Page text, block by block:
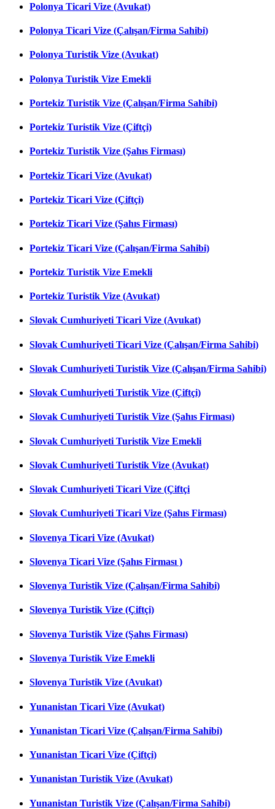
Polonya Ticari Vize (Avukat)
Polonya Ticari Vize (Çalışan/Firma Sahibi)
Polonya Turistik Vize (Avukat)
Polonya Turistik Vize Emekli
Portekiz Turistik Vize (Çalışan/Firma Sahibi)
Portekiz Turistik Vize (Çiftçi)
Portekiz Turistik Vize (Şahıs Firması)
Portekiz Ticari Vize (Avukat)
Portekiz Ticari Vize (Çiftçi)
Portekiz Ticari Vize (Şahıs Firması)
Portekiz Ticari Vize (Çalışan/Firma Sahibi)
Portekiz Turistik Vize Emekli
Portekiz Turistik Vize (Avukat)
Slovak Cumhuriyeti Ticari Vize (Avukat)
Slovak Cumhuriyeti Ticari Vize (Çalışan/Firma Sahibi)
Slovak Cumhuriyeti Turistik Vize (Çalışan/Firma Sahibi)
Slovak Cumhuriyeti Turistik Vize (Çiftçi)
Slovak Cumhuriyeti Turistik Vize (Şahıs Firması)
Slovak Cumhuriyeti Turistik Vize Emekli
Slovak Cumhuriyeti Turistik Vize (Avukat)
Slovak Cumhuriyeti Ticari Vize (Çiftçi
Slovak Cumhuriyeti Ticari Vize (Şahıs Firması)
Slovenya Ticari Vize (Avukat)
Slovenya Ticari Vize (Şahıs Firması )
Slovenya Turistik Vize (Çalışan/Firma Sahibi)
Slovenya Turistik Vize (Çiftçi)
Slovenya Turistik Vize (Şahıs Firması)
Slovenya Turistik Vize Emekli
Slovenya Turistik Vize (Avukat)
Yunanistan Ticari Vize (Avukat)
Yunanistan Ticari Vize (Çalışan/Firma Sahibi)
Yunanistan Ticari Vize (Çiftçi)
Yunanistan Turistik Vize (Avukat)
Yunanistan Turistik Vize (Çalışan/Firma Sahibi)